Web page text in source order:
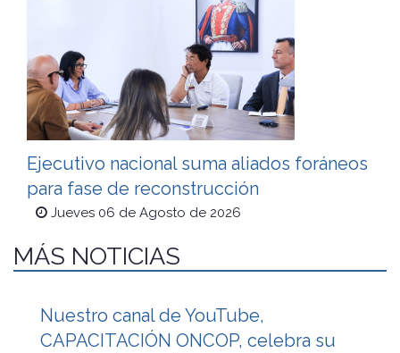
Ejecutivo nacional suma aliados foráneos
para fase de reconstrucción
Jueves 06 de Agosto de 2026
MÁS NOTICIAS
Nuestro canal de YouTube,
CAPACITACIÓN ONCOP, celebra su